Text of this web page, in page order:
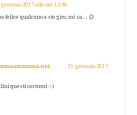
gennaio 2017 alle ore 12:46
felice qualcuno a sto giro, mi sa... 😉
31 gennaio 2017
questi costumi :-)